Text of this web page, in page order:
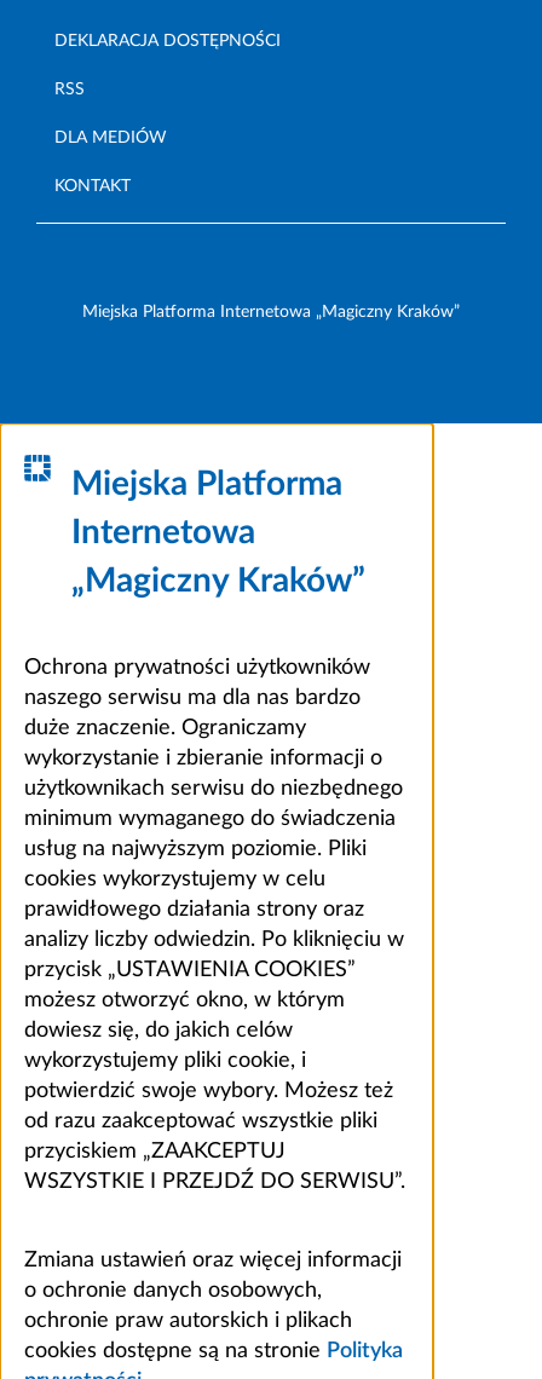
DEKLARACJA DOSTĘPNOŚCI
RSS
DLA MEDIÓW
KONTAKT
Miejska Platforma Internetowa „Magiczny Kraków”
Miejska Platforma
Internetowa
„Magiczny Kraków”
Ochrona prywatności użytkowników
naszego serwisu ma dla nas bardzo
duże znaczenie. Ograniczamy
wykorzystanie i zbieranie informacji o
użytkownikach serwisu do niezbędnego
minimum wymaganego do świadczenia
usług na najwyższym poziomie. Pliki
cookies wykorzystujemy w celu
prawidłowego działania strony oraz
analizy liczby odwiedzin. Po kliknięciu w
przycisk „USTAWIENIA COOKIES”
możesz otworzyć okno, w którym
dowiesz się, do jakich celów
wykorzystujemy pliki cookie, i
potwierdzić swoje wybory. Możesz też
od razu zaakceptować wszystkie pliki
przyciskiem „ZAAKCEPTUJ
WSZYSTKIE I PRZEJDŹ DO SERWISU”.
Zmiana ustawień oraz więcej informacji
o ochronie danych osobowych,
ochronie praw autorskich i plikach
cookies dostępne są na stronie Polityka